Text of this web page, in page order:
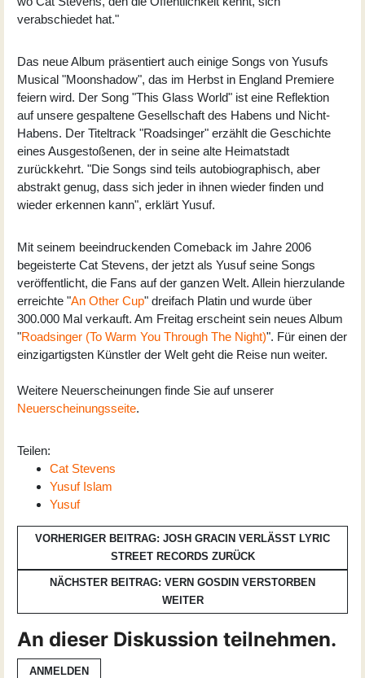
verabschiedet hat."
Das neue Album präsentiert auch einige Songs von Yusufs
Musical "Moonshadow", das im Herbst in England Premiere
feiern wird. Der Song "This Glass World" ist eine Reflektion
auf unsere gespaltene Gesellschaft des Habens und Nicht-
Habens. Der Titeltrack "Roadsinger" erzählt die Geschichte
eines Ausgestoßenen, der in seine alte Heimatstadt
zurückkehrt. "Die Songs sind teils autobiographisch, aber
abstrakt genug, dass sich jeder in ihnen wieder finden und
wieder erkennen kann", erklärt Yusuf.
Mit seinem beeindruckenden Comeback im Jahre 2006
begeisterte Cat Stevens, der jetzt als Yusuf seine Songs
veröffentlicht, die Fans auf der ganzen Welt. Allein hierzulande
erreichte "An Other Cup" dreifach Platin und wurde über
300.000 Mal verkauft. Am Freitag erscheint sein neues Album
"Roadsinger (To Warm You Through The Night)". Für einen der
einzigartigsten Künstler der Welt geht die Reise nun weiter.
Weitere Neuerscheinungen finde Sie auf unserer
Neuerscheinungsseite.
Teilen:
Cat Stevens
Yusuf Islam
Yusuf
VORHERIGER BEITRAG: JOSH GRACIN VERLÄSST LYRIC
STREET RECORDS ZURÜCK
NÄCHSTER BEITRAG: VERN GOSDIN VERSTORBEN
WEITER
An dieser Diskussion teilnehmen.
ANMELDEN